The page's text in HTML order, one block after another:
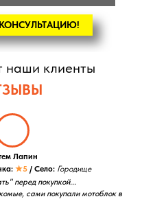
наши клиенты
перед покупкой...
сами покупали мотоблок в
Лапин
★5 / Село: Городище